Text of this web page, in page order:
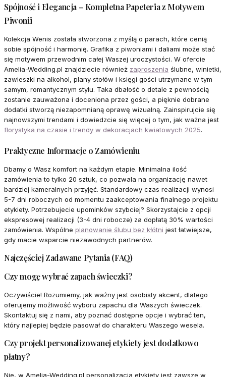
Spójność i Elegancja – Kompletna Papeteria z Motywem
Piwonii
Kolekcja Wenis została stworzona z myślą o parach, które cenią
sobie spójność i harmonię. Grafika z piwoniami i daliami może stać
się motywem przewodnim całej Waszej uroczystości. W ofercie
Amelia-Wedding.pl znajdziecie również zaproszenia ślubne, winietki,
zawieszki na alkohol, plany stołów i księgi gości utrzymane w tym
samym, romantycznym stylu. Taka dbałość o detale z pewnością
zostanie zauważona i doceniona przez gości, a pięknie dobrane
dodatki stworzą niezapomnianą oprawę wizualną. Zainspirujcie się
najnowszymi trendami i dowiedzcie się więcej o tym, jak ważna jest
florystyka na czasie i trendy w dekoracjach kwiatowych 2025.
Praktyczne Informacje o Zamówieniu
Dbamy o Wasz komfort na każdym etapie. Minimalna ilość
zamówienia to tylko 20 sztuk, co pozwala na organizację nawet
bardziej kameralnych przyjęć. Standardowy czas realizacji wynosi
5-7 dni roboczych od momentu zaakceptowania finalnego projektu
etykiety. Potrzebujecie upominków szybciej? Skorzystajcie z opcji
ekspresowej realizacji (3-4 dni robocze) za dopłatą 30% wartości
zamówienia. Wspólne planowanie ślubu bez kłótni jest łatwiejsze,
gdy macie wsparcie niezawodnych partnerów.
Najczęściej Zadawane Pytania (FAQ)
Czy mogę wybrać zapach świeczki?
Oczywiście! Rozumiemy, jak ważny jest osobisty akcent, dlatego
oferujemy możliwość wyboru zapachu dla Waszych świeczek.
Skontaktuj się z nami, aby poznać dostępne opcje i wybrać ten,
który najlepiej będzie pasował do charakteru Waszego wesela.
Czy projekt personalizowanej etykiety jest dodatkowo
płatny?
Nie, w Amelia-Wedding.pl personalizacja etykiety jest zawsze w